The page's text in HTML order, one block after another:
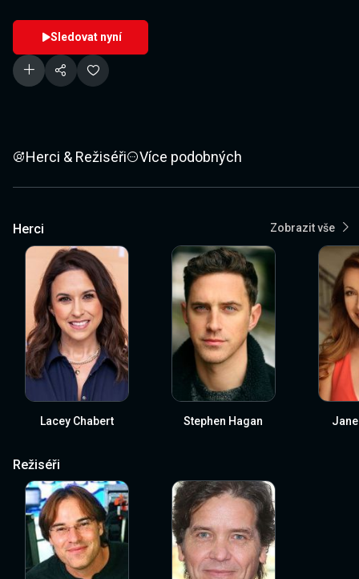
Sledovat nyní
Herci & Režiséři Více podobných
Herci Zobrazit vše
Lacey Chabert Stephen Hagan
Režiséři